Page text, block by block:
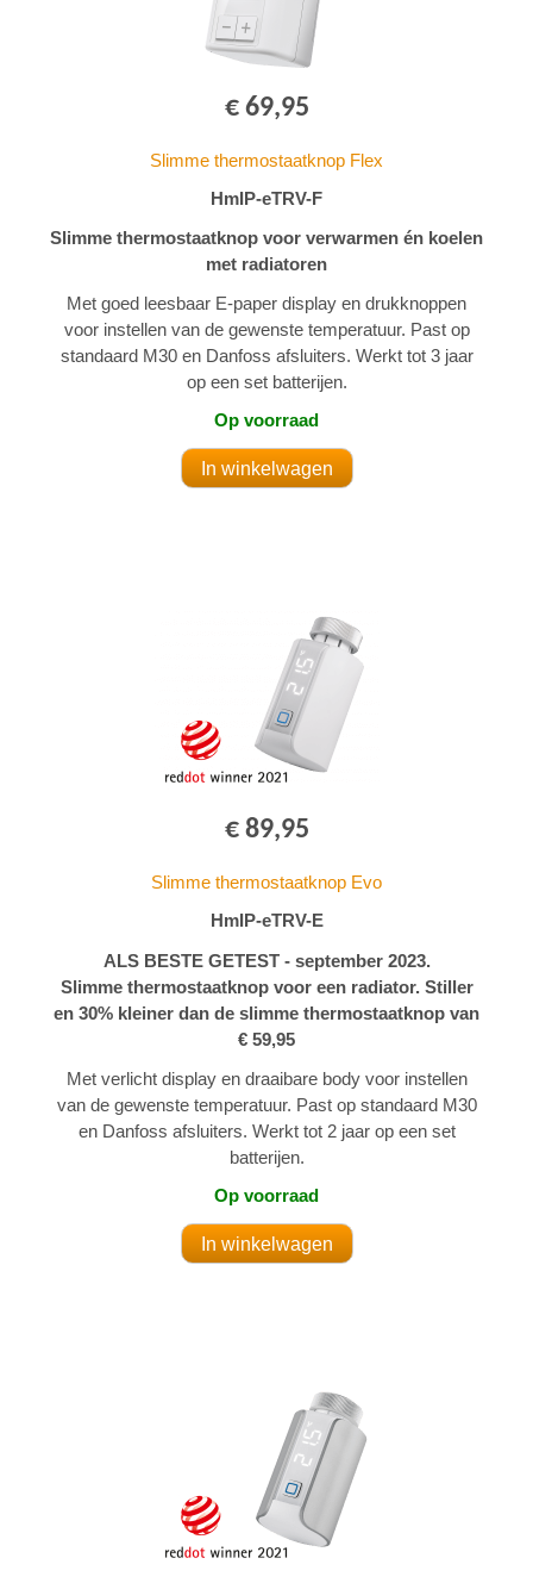
€ 69,95
Slimme thermostaatknop Flex
HmIP-eTRV-F
Slimme thermostaatknop voor verwarmen én koelen
met radiatoren
Met goed leesbaar E-paper display en drukknoppen
voor instellen van de gewenste temperatuur. Past op
standaard M30 en Danfoss afsluiters. Werkt tot 3 jaar
op een set batterijen.
Op voorraad
€ 89,95
Slimme thermostaatknop Evo
HmIP-eTRV-E
ALS BESTE GETEST - september 2023.
Slimme thermostaatknop voor een radiator. Stiller
en 30% kleiner dan de slimme thermostaatknop van
€ 59,95
Met verlicht display en draaibare body voor instellen
van de gewenste temperatuur. Past op standaard M30
en Danfoss afsluiters. Werkt tot 2 jaar op een set
batterijen.
Op voorraad